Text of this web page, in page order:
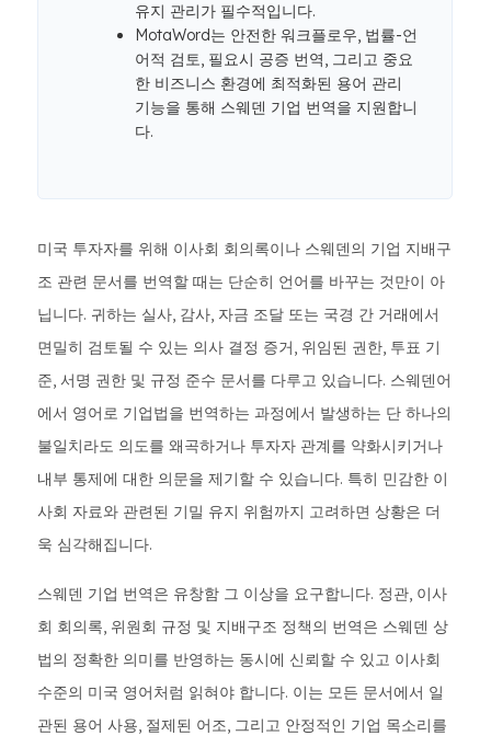
유지 관리가 필수적입니다.
MotaWord는 안전한 워크플로우, 법률-언
어적 검토, 필요시 공증 번역, 그리고 중요
한 비즈니스 환경에 최적화된 용어 관리
기능을 통해 스웨덴 기업 번역을 지원합니
다.
미국 투자자를 위해 이사회 회의록이나 스웨덴의 기업 지배구
조 관련 문서를 번역할 때는 단순히 언어를 바꾸는 것만이 아
닙니다. 귀하는 실사, 감사, 자금 조달 또는 국경 간 거래에서
면밀히 검토될 수 있는 의사 결정 증거, 위임된 권한, 투표 기
준, 서명 권한 및 규정 준수 문서를 다루고 있습니다. 스웨덴어
에서 영어로 기업법을 번역하는 과정에서 발생하는 단 하나의
불일치라도 의도를 왜곡하거나 투자자 관계를 약화시키거나
내부 통제에 대한 의문을 제기할 수 있습니다. 특히 민감한 이
사회 자료와 관련된 기밀 유지 위험까지 고려하면 상황은 더
욱 심각해집니다.
스웨덴 기업 번역은 유창함 그 이상을 요구합니다. 정관, 이사
회 회의록, 위원회 규정 및 지배구조 정책의 번역은 스웨덴 상
법의 정확한 의미를 반영하는 동시에 신뢰할 수 있고 이사회
수준의 미국 영어처럼 읽혀야 합니다. 이는 모든 문서에서 일
관된 용어 사용, 절제된 어조, 그리고 안정적인 기업 목소리를